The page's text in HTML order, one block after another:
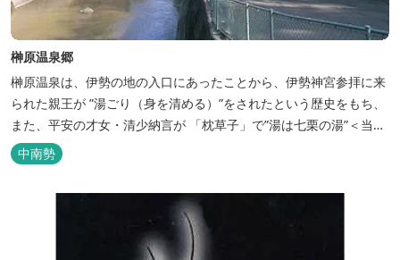
榊原温泉郷
榊原温泉は、伊勢の地の入口にあったことから、伊勢神宮参拝に来
られた親王が ”湯ごり（身を清める）”をされたという歴史をもち、
また、平安の才女・清少納言が 「枕草子」で”湯は七栗の湯”＜当時
の呼び名＞と称えており、 出雲の神を温泉の守り神として祀ってい
ることもあって、恋の和歌も多く残っています。 このように、宮中
や神宮にゆかりも深く、つるつるスベスベの肌ざわりの良い泉質は
中南勢